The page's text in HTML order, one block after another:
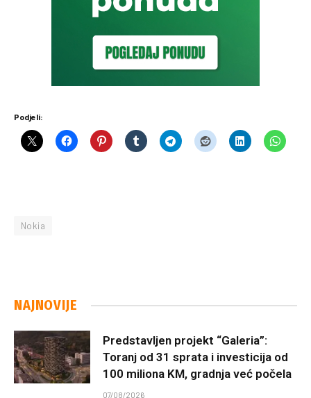
Podjeli:
Nokia
NAJNOVIJE
Predstavljen projekt “Galeria”:
Toranj od 31 sprata i investicija od
100 miliona KM, gradnja već počela
07/08/2026